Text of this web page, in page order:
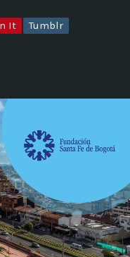
It
Tumblr